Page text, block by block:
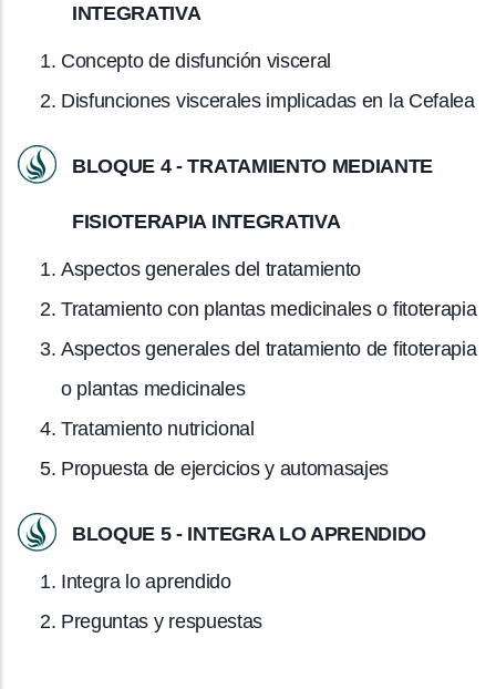
INTEGRATIVA
Concepto de disfunción visceral
Disfunciones viscerales implicadas en la Cefalea
BLOQUE 4 - TRATAMIENTO MEDIANTE
FISIOTERAPIA INTEGRATIVA
Aspectos generales del tratamiento
Tratamiento con plantas medicinales o fitoterapia
Aspectos generales del tratamiento de fitoterapia
o plantas medicinales
Tratamiento nutricional
Propuesta de ejercicios y automasajes
BLOQUE 5 - INTEGRA LO APRENDIDO
Integra lo aprendido
Preguntas y respuestas